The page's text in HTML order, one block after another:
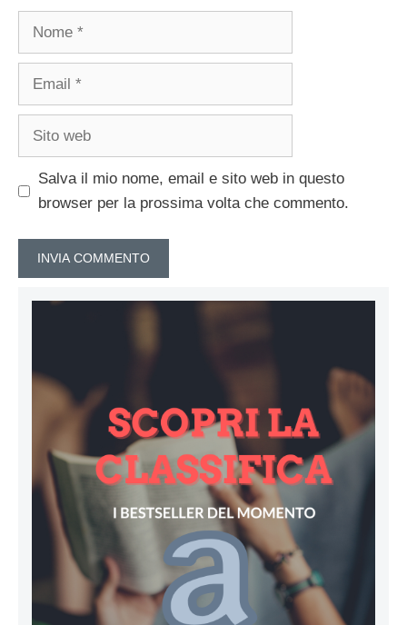
Nome
Email
Sito
Salva il mio nome, email e sito web in questo
browser per la prossima volta che commento.